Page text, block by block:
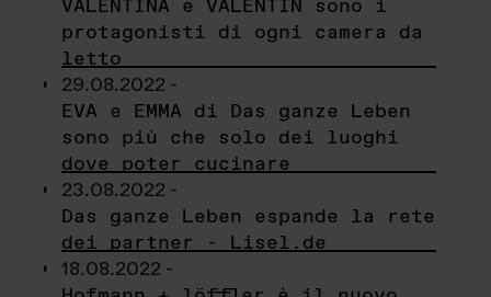
VALENTINA e VALENTIN sono i
protagonisti di ogni camera da
letto
29.08.2022 -
EVA e EMMA di Das ganze Leben
sono più che solo dei luoghi
dove poter cucinare
23.08.2022 -
Das ganze Leben espande la rete
dei partner - Lisel.de
18.08.2022 -